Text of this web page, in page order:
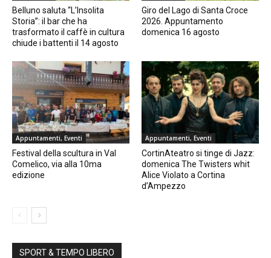
Belluno saluta “L’Insolita
Storia”: il bar che ha
trasformato il caffè in cultura
chiude i battenti il 14 agosto
Giro del Lago di Santa Croce
2026. Appuntamento
domenica 16 agosto
Appuntamenti, Eventi
Festival della scultura in Val
Comelico, via alla 10ma
edizione
Appuntamenti, Eventi
CortinAteatro si tinge di Jazz:
domenica The Twisters whit
Alice Violato a Cortina
d’Ampezzo
SPORT & TEMPO LIBERO